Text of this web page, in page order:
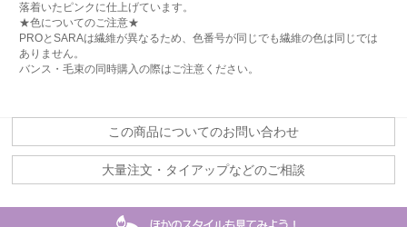
落着いたピンクに仕上げています。
★色についてのご注意★
PROとSARAは繊維が異なるため、色番号が同じでも繊維の色は同じでは
ありません。
バンス・毛束の同時購入の際はご注意ください。
この商品についてのお問い合わせ
大量注文・タイアップなどのご相談